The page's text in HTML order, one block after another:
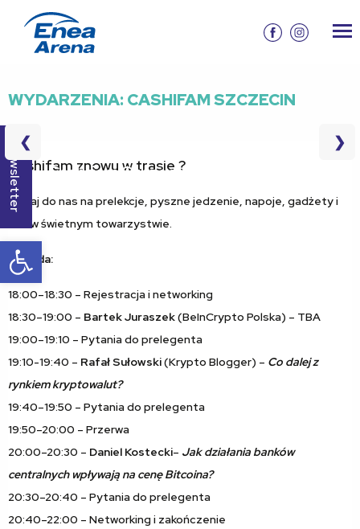
Otwórz pasek narzędzi
WYDARZENIA: CASHIFAM SZCZECIN
Piątek
18:00
❮ ❯
Cashifam Szczecin
Cashifam znowu w trasie ?
Wbijaj do nas na prelekcje, pyszne jedzenie, napoje, gadżety i
chill w świetnym towarzystwie.
Agenda:
​​​18:00–18:30 – Rejestracja i networking
18:30–19:00 – Bartek Juraszek(BeInCrypto Polska) – TBA
19:00–19:10 – Pytania do prelegenta
19:10-19:40 – Rafał Sułowski(Krypto Blogger) – Co dalej z
rynkiem kryptowalut?
19:40–19:50 – Pytania do prelegenta
19:50–20:00 – Przerwa
​​​​20:00–20:30 – Daniel Kostecki– Jak działania banków
centralnych wpływają na cenę Bitcoina?
20:30–20:40 – Pytania do prelegenta
20:40–22:00 – Networking i zakończenie
Newsletter